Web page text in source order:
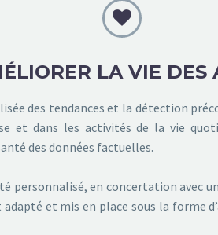


LA VIE DES
des tendances et la détection
et dans les activités de la vie
des données factuelles.
personnalisé, en concertation avec
et mis en place sous la forme